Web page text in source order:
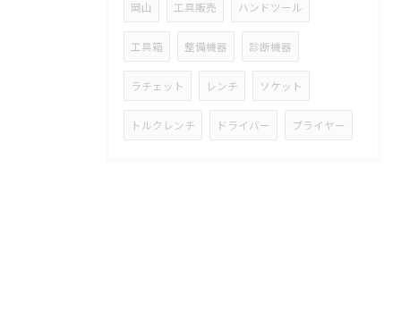
岡山 工具販売 ハンドツール
工具箱 整備機器 診断機器
ラチェット レンチ ソケット
トルクレンチ ドライバー プライヤー